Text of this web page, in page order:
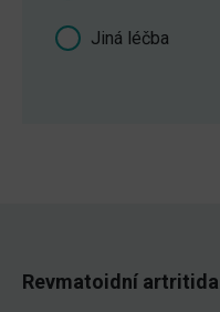
Jiná léčba
Revmatoidní artritida